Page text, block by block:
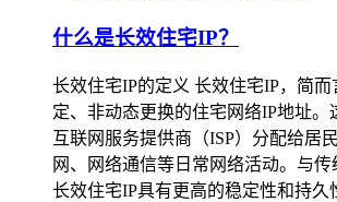
什么是长效住宅IP？
长效住宅IP的定义 长效住宅IP，简
定、非动态更换的住宅网络IP地址。
互联网服务提供商（ISP）分配给居
网、网络通信等日常网络活动。与传
长效住宅IP具有更高的稳定性和持久